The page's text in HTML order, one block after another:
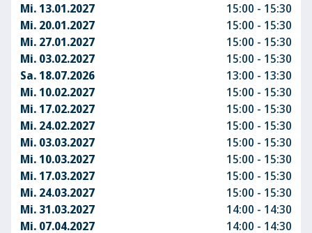
Mi. 13.01.2027
15:00 - 15:30
Mi. 20.01.2027
15:00 - 15:30
Mi. 27.01.2027
15:00 - 15:30
Mi. 03.02.2027
15:00 - 15:30
Sa. 18.07.2026
13:00 - 13:30
Mi. 10.02.2027
15:00 - 15:30
Mi. 17.02.2027
15:00 - 15:30
Mi. 24.02.2027
15:00 - 15:30
Mi. 03.03.2027
15:00 - 15:30
Mi. 10.03.2027
15:00 - 15:30
Mi. 17.03.2027
15:00 - 15:30
Mi. 24.03.2027
15:00 - 15:30
Mi. 31.03.2027
14:00 - 14:30
Mi. 07.04.2027
14:00 - 14:30